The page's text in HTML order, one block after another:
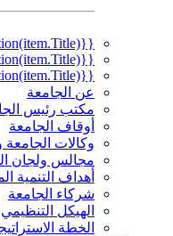
{{mmc.getCurrentTranslation(item.Title)}}
{{mmc.getCurrentTranslation(item.Title)}}
{{mmc.getCurrentTranslation(item.Title)}}
عن الجامعة
مكتب رئيس
أوقاف الجامعة
وكالات الجامعة
مجالس ولجان
أهداف التنمية
شركاء الجامعة
الهيكل التنظيمي
الخطة